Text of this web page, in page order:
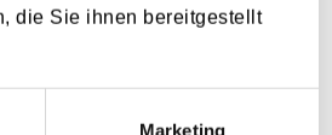
die Sie ihnen bereitgestellt
Marketing